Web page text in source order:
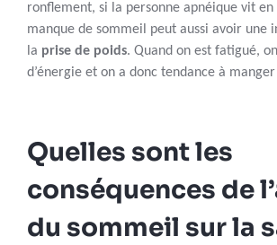
ronflement, si la personne apnéique vit en
manque de sommeil peut aussi avoir une
la prise de poids. Quand on est fatigué,
d’énergie et on a donc tendance à manger
Quelles sont les
conséquences de
du sommeil sur la